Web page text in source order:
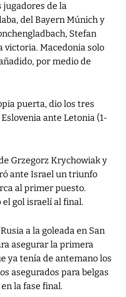
jugadores de la
del Bayern Múnich y
Stefan
victoria. Macedonia solo
por medio de
puerta, dio los tres
ante Letonia (1-
Grzegorz Krychowiak y
ante Israel un triunfo
al primer puesto.
gol israelí al final.
a la goleada en San
asegurar la primera
ya tenía de antemano los
asegurados para belgas
la fase final.